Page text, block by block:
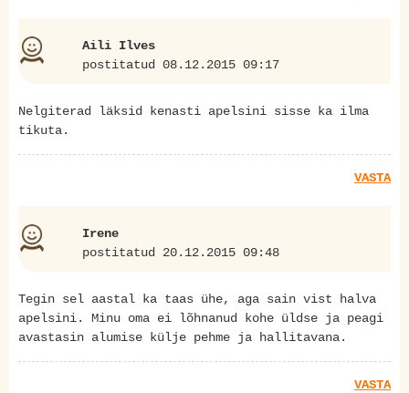
Aili Ilves
postitatud 08.12.2015 09:17
Nelgiterad läksid kenasti apelsini sisse ka ilma
tikuta.
VASTA
Irene
postitatud 20.12.2015 09:48
Tegin sel aastal ka taas ühe, aga sain vist halva
apelsini. Minu oma ei lõhnanud kohe üldse ja peagi
avastasin alumise külje pehme ja hallitavana.
VASTA